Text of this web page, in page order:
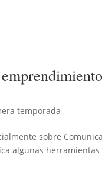
temporada
sobre
algunas